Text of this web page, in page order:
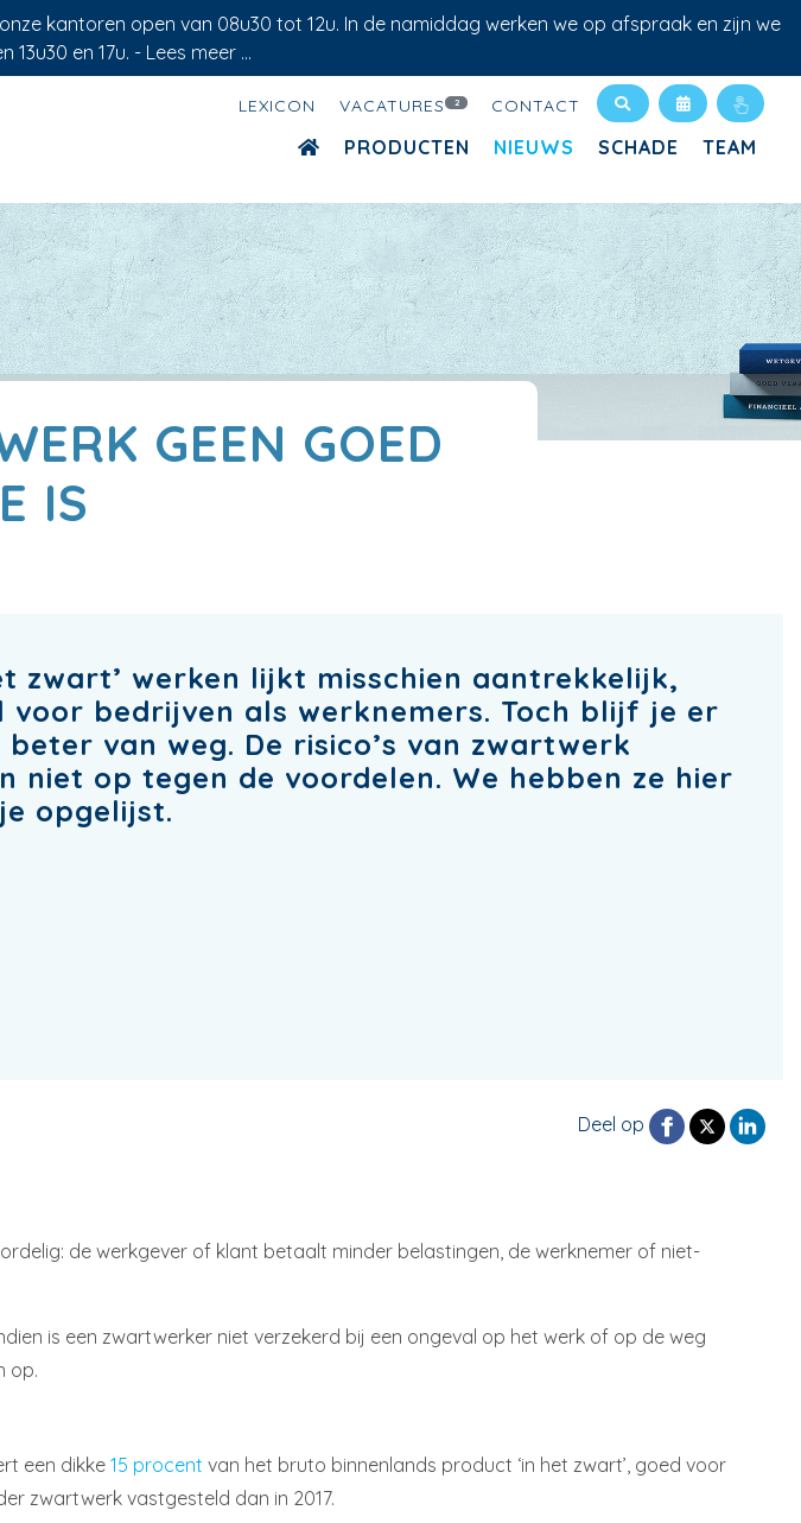
kantoren open van 08u30 tot 12u. In de namiddag werken we op afspraak en zijn we
13u30 en 17u. - Lees meer ...
LEXICON VACATURES 2 CONTACT
PRODUCTEN NIEUWS SCHADE TEAM
GEEN GOED
IS
zwart’ werken lijkt misschien aantrekkelijk,
voor bedrijven als werknemers. Toch blijf je er
beter van weg. De risico’s van zwartwerk
niet op tegen de voordelen. We hebben ze hier
opgelijst.
Deel op
de werkgever of klant betaalt minder belastingen, de werknemer of niet-
is een zwartwerker niet verzekerd bij een ongeval op het werk of op de weg
op.
een dikke 15 procent van het bruto binnenlands product ‘in het zwart’, goed voor
zwartwerk vastgesteld dan in 2017.